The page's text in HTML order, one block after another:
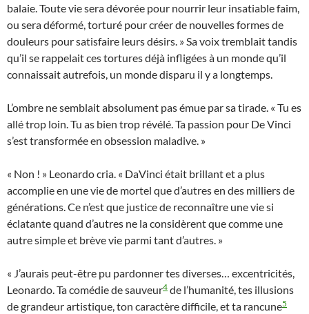
balaie. Toute vie sera dévorée pour nourrir leur insatiable faim,
ou sera déformé, torturé pour créer de nouvelles formes de
douleurs pour satisfaire leurs désirs. » Sa voix tremblait tandis
qu’il se rappelait ces tortures déjà infligées à un monde qu’il
connaissait autrefois, un monde disparu il y a longtemps.
L’ombre ne semblait absolument pas émue par sa tirade. « Tu es
allé trop loin. Tu as bien trop révélé. Ta passion pour De Vinci
s’est transformée en obsession maladive. »
« Non ! » Leonardo cria. « DaVinci était brillant et a plus
accomplie en une vie de mortel que d’autres en des milliers de
générations. Ce n’est que justice de reconnaître une vie si
éclatante quand d’autres ne la considèrent que comme une
autre simple et brève vie parmi tant d’autres. »
« J’aurais peut-être pu pardonner tes diverses… excentricités,
Leonardo. Ta comédie de sauveur4 de l’humanité, tes illusions
de grandeur artistique, ton caractère difficile, et ta rancune5